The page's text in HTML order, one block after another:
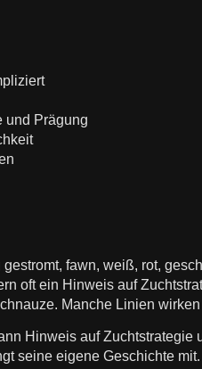
und Prägung
fawn, weiß, rot,
oft ein Hinweis auf
Manche Linien
Hinweis auf
seine eigene Geschichte